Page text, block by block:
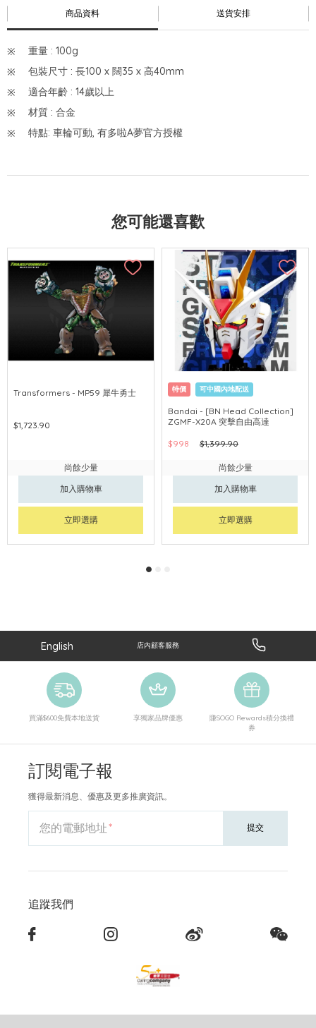
商品資料 送貨安排
重量 : 100g
包裝尺寸 : 長100 x 闊35 x 高40mm
適合年齡 : 14歲以上
材質 : 合金
特點: 車輪可動, 有多啦A夢官方授權
您可能還喜歡
Transformers - MP59 犀牛勇士
$1,723.90
尚餘少量
加入購物車
立即選購
特價 可中國內地配送
Bandai - [BN Head Collection]
ZGMF-X20A 突擊自由高達
$998 $1,399.90
尚餘少量
加入購物車
立即選購
English 店內顧客服務
買滿$600免費本地送貨 享獨家品牌優惠
賺SOGO Rewards積分換禮
券
訂閱電子報
獲得最新消息、優惠及更多推廣資訊。
您的電郵地址 提交
追蹤我們